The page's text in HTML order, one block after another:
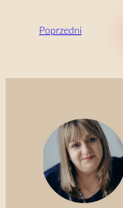
Poprzedni